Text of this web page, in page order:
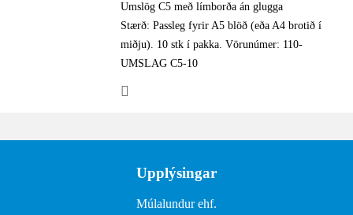
Umslög C5 með límborða án glugga
Stærð: Passleg fyrir A5 blöð (eða A4 brotið í
miðju). 10 stk í pakka. Vörunúmer: 110-
UMSLAG C5-10
Upplýsingar
Múlalundur ehf.